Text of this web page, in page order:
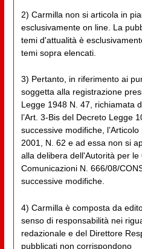
2) Carmilla non si articola in
esclusivamente on line. La
temi d'attualità è
temi sopra elencati.
3) Pertanto, in riferimento ai
soggetta alla registrazione
Legge 1948 N. 47, richiamata
l’Art. 3-Bis del Decreto Legge
successive modifiche,
2001, N. 62 e ad essa non si
alla delibera dell'Autorità per le
Comunicazioni N. 666/08/
successive modifiche.
4) Carmilla è composta da
senso di responsabilità nei
redazionale e del Direttore
pubblicati non corrispondono